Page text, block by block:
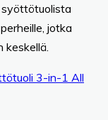
jotka
3-in-1 All